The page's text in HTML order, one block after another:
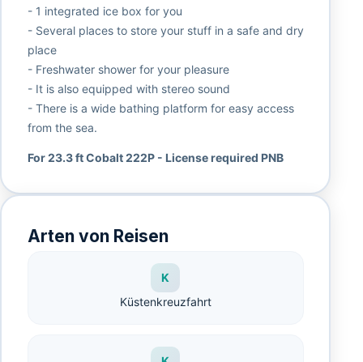
- 1 integrated ice box for you
- Several places to store your stuff in a safe and dry
place
- Freshwater shower for your pleasure
- It is also equipped with stereo sound
- There is a wide bathing platform for easy access
from the sea.
For 23.3 ft Cobalt 222P - License required PNB
Arten von Reisen
K
Küstenkreuzfahrt